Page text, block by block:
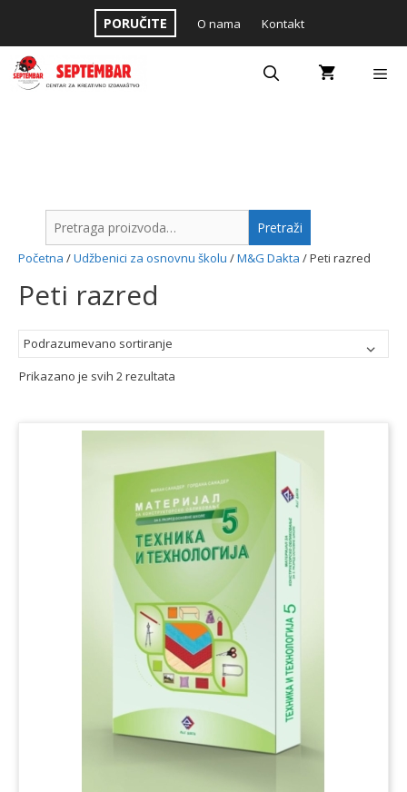
content
PORUČITE O nama Kontakt
Početna /Udžbenici za osnovnu školu /M&G Dakta / Peti razred
Peti razred
Prikazano je svih 2 rezultata
Pretraga
za:
Pretraži